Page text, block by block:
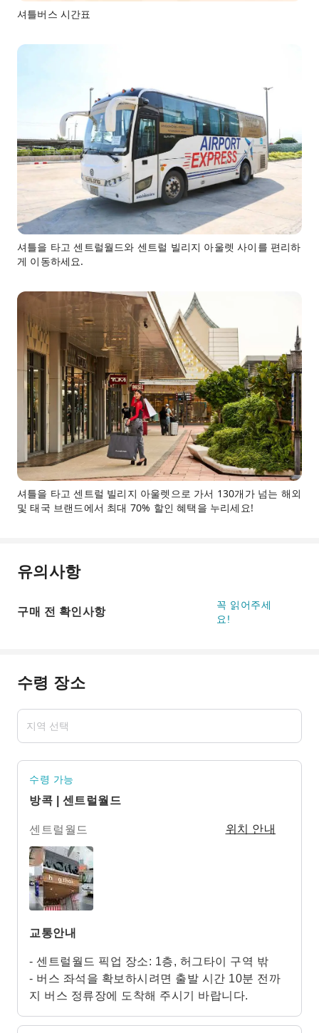
셔틀버스 시간표
셔틀을 타고 센트럴월드와 센트럴 빌리지 아울렛 사이를 편리하
게 이동하세요.
셔틀을 타고 센트럴 빌리지 아울렛으로 가서 130개가 넘는 해외
및 태국 브랜드에서 최대 70% 할인 혜택을 누리세요!
유의사항
구매 전 확인사항
꼭 읽어주세
요!
수령 장소
수령 가능
방콕 | 센트럴월드
센트럴월드 위치 안내
교통안내
- 센트럴월드 픽업 장소: 1층, 허그타이 구역 밖
- 버스 좌석을 확보하시려면 출발 시간 10분 전까
지 버스 정류장에 도착해 주시기 바랍니다.